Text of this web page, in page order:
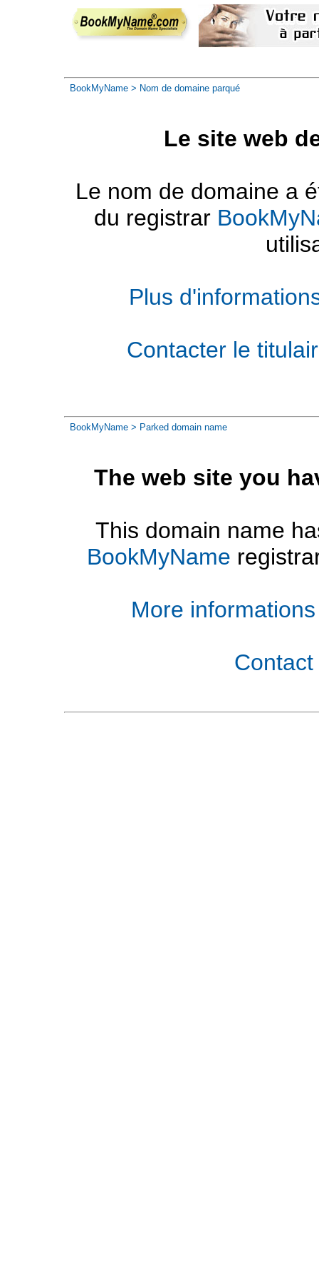
BookMyName > Nom de domaine parqué
Le site web
Le nom de domaine a
du registrar
Plus
Contacter le
BookMyName > Parked domain name
The web site you
This domain name
BookMyName
More